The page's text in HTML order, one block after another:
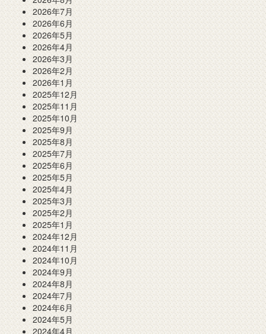
2026年7月
2026年6月
2026年5月
2026年4月
2026年3月
2026年2月
2026年1月
2025年12月
2025年11月
2025年10月
2025年9月
2025年8月
2025年7月
2025年6月
2025年5月
2025年4月
2025年3月
2025年2月
2025年1月
2024年12月
2024年11月
2024年10月
2024年9月
2024年8月
2024年7月
2024年6月
2024年5月
2024年4月